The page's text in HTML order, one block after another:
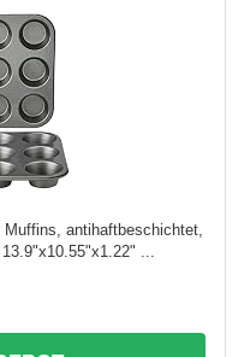
antihaftbeschichtet,
...